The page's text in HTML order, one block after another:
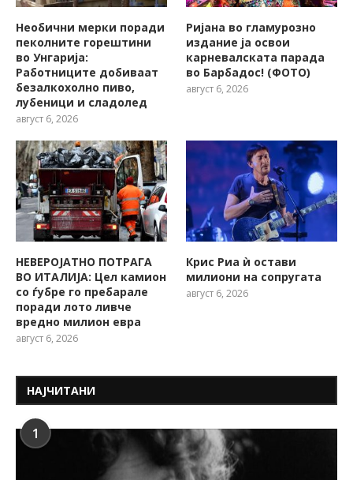
Необични мерки поради
пеколните горештини
во Унгарија:
Работниците добиваат
безалкохолно пиво,
лубеници и сладолед
август 6, 2026
Ријана во гламурозно
издание ја освои
карневалската парада
во Барбадос! (ФОТО)
август 6, 2026
НЕВЕРОЈАТНО ПОТРАГА
ВО ИТАЛИЈА: Цел камион
со ѓубре го пребарале
поради лото ливче
вредно милион евра
август 6, 2026
Крис Риа ѝ остави
милиони на сопругата
август 6, 2026
НАЈЧИТАНИ
1